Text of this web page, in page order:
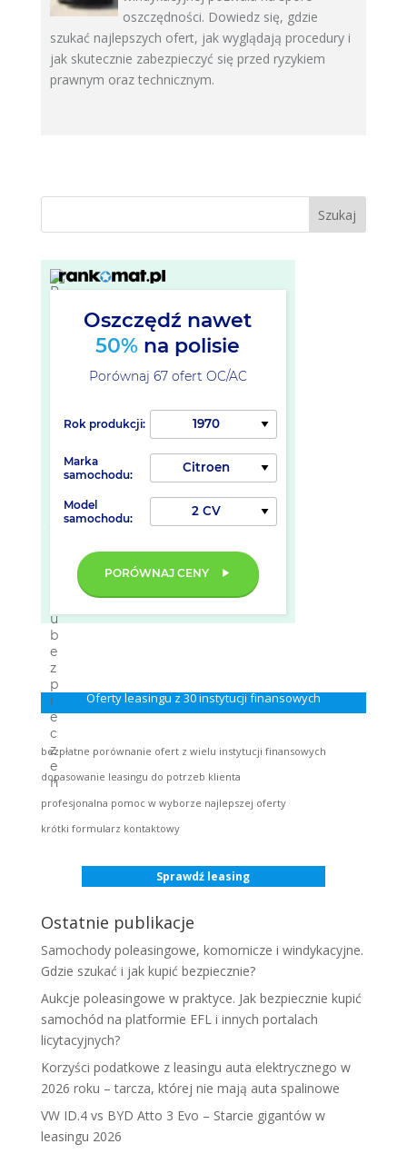
oszczędności. Dowiedz się, gdzie
szukać najlepszych ofert, jak wyglądają procedury i
jak skutecznie zabezpieczyć się przed ryzykiem
prawnym oraz technicznym.
Szukaj
Oszczędź nawet
50% na polisie
Porównaj 67 ofert OC/AC
Rok produkcji:
Marka
samochodu:
Model
samochodu:
PORÓWNAJ CENY
Oferty leasingu z 30 instytucji finansowych
bezpłatne porównanie ofert z wielu instytucji finansowych
dopasowanie leasingu do potrzeb klienta
profesjonalna pomoc w wyborze najlepszej oferty
krótki formularz kontaktowy
Sprawdź leasing
Ostatnie publikacje
Samochody poleasingowe, komornicze i windykacyjne.
Gdzie szukać i jak kupić bezpiecznie?
Aukcje poleasingowe w praktyce. Jak bezpiecznie kupić
samochód na platformie EFL i innych portalach
licytacyjnych?
Korzyści podatkowe z leasingu auta elektrycznego w
2026 roku – tarcza, której nie mają auta spalinowe
VW ID.4 vs BYD Atto 3 Evo – Starcie gigantów w
leasingu 2026